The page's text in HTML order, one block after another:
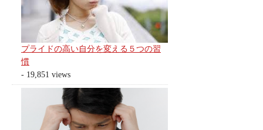
プライドの高い自分を変える５つの習
慣
- 19,851 views